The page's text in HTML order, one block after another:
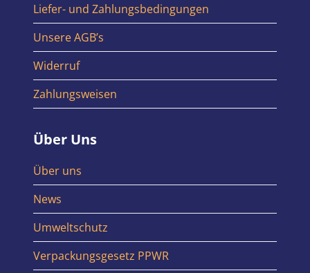
Liefer- und Zahlungsbedingungen
Unsere AGB’s
Widerruf
Zahlungsweisen
Über Uns
Über uns
News
Umweltschutz
Verpackungsgesetz PPWR